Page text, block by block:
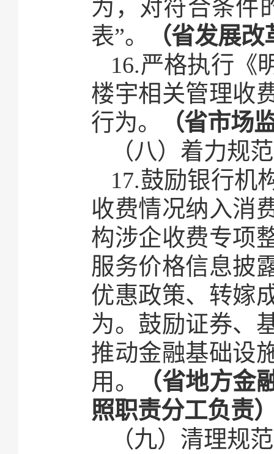
为，对符合条件
表”。
（省发展
16.严格执行《
楼宇相关管理收
行为。
（省市场
（八）着力规
17.鼓励银行机
收费情况纳入消
构涉企收费专项
服务价格信息披
优惠政策、转嫁
为。鼓励证券、
推动金融基础设
用。
（省地方金
照职责分工负责
（九）清理规